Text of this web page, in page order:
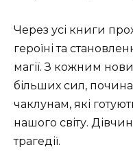
Через усі книги
героїні та
магії. З кожним
більших сил,
чаклунам, які
нашого світу.
трагедії.